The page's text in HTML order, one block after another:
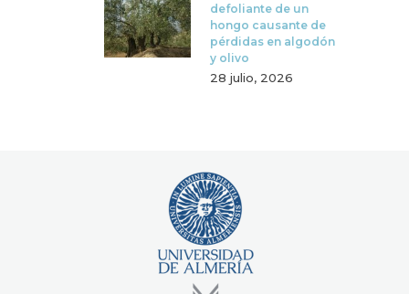
defoliante de un
hongo causante de
pérdidas en algodón
y olivo
28 julio, 2026